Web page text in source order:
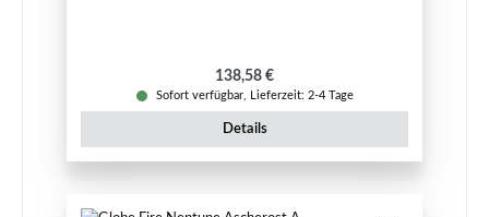
Regulärer Preis:
138,58 €
Sofort verfügbar, Lieferzeit: 2-4 Tage
Details